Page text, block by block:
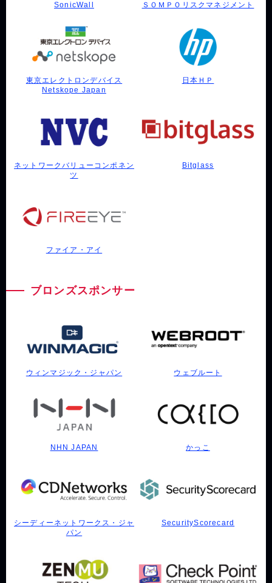
SonicWall ＳＯＭＰＯリスクマネジメント
東京エレクトロンデバイス
Netskope Japan
日本ＨＰ
ネットワークバリューコンポネン
ツ
Bitglass
ファイア・アイ
ブロンズスポンサー
ウィンマジック・ジャパン ウェブルート
NHN JAPAN かっこ
シーディーネットワークス・ジャ
パン
SecurityScorecard